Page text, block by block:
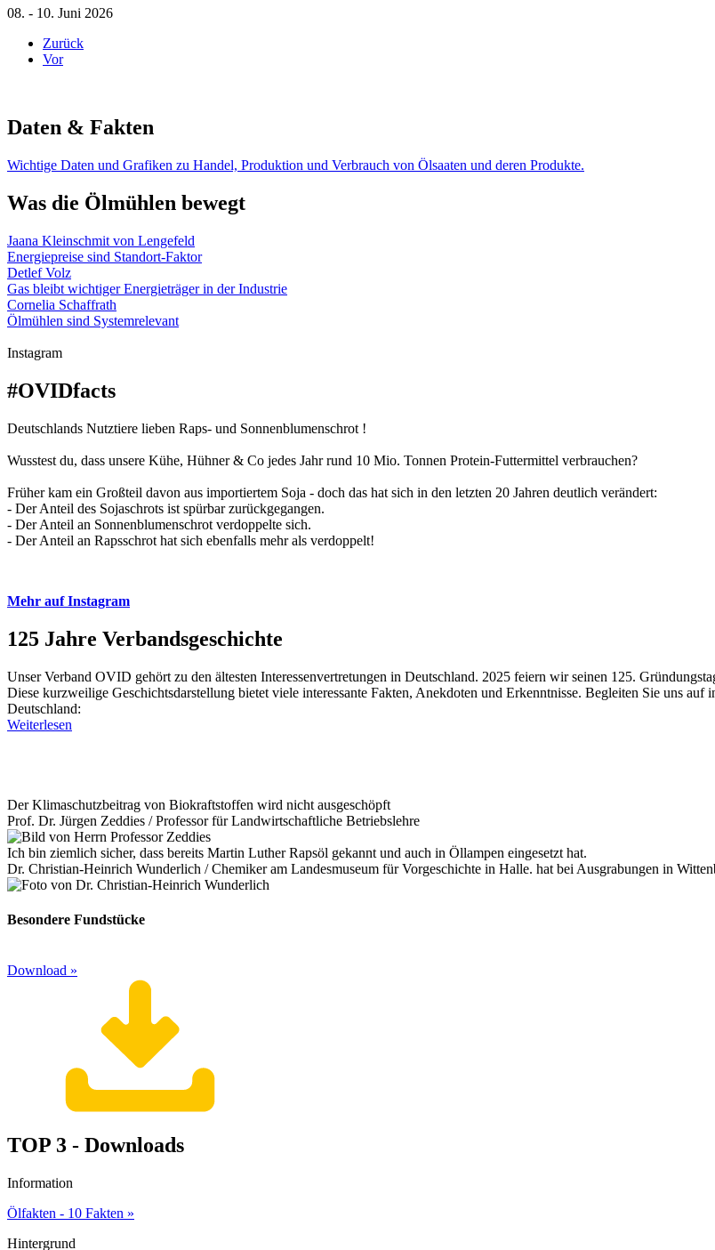
08. - 10. Juni 2026
Zurück
Vor
Daten & Fakten
Wich­ti­ge Da­ten und Gra­fi­ken zu Han­del, Pro­duk­ti­on und Ver­brauch von Ölsaa­ten und de­ren Pro­duk­te.
Was die Ölmühlen bewegt
Jaana Kleinschmit von Lengefeld
Energiepreise sind Standort-Faktor
Detlef Volz
Gas bleibt wichtiger Energieträger in der Industrie
Cornelia Schaffrath
Ölmühlen sind Systemrelevant
Instagram
#OVIDfacts
Deutschlands Nutztiere lieben Raps- und Sonnenblumenschrot !
Wusstest du, dass unsere Kühe, Hühner & Co jedes Jahr rund 10 Mio. Tonnen Protein-Futtermittel verbrauchen?
Früher kam ein Großteil davon aus importiertem Soja - doch das hat sich in den letzten 20 Jahren deutlich verändert:
- Der Anteil des Sojaschrots ist spürbar zurückgegangen.
- Der Anteil an Sonnenblumenschrot verdoppelte sich.
- Der Anteil an Rapsschrot hat sich ebenfalls mehr als verdoppelt!
Mehr auf Instagram
125 Jahre Verbandsgeschichte
Unser Verband OVID gehört zu den ältesten Interessenvertretungen in Deutschland. 2025 feiern wir seinen 125.
Diese kurzweilige Geschichtsdarstellung bietet viele interessante Fakten, Anekdoten und Erkenntnisse. Begleiten Sie uns
Deutschland:
Weiterlesen
Der Klimaschutzbeitrag von Biokraftstoffen wird nicht ausgeschöpft
Prof. Dr. Jürgen Zeddies /Professor für Landwirtschaftliche Betriebslehre
Ich bin ziemlich sicher, dass bereits Martin Luther Rapsöl gekannt und auch in Öllampen eingesetzt hat.
Dr. Christian-Heinrich Wunderlich /Chemiker am Landesmuseum für Vorgeschichte in Halle. hat bei Ausgrabungen in
Besondere Fundstücke
Download »
TOP 3 - Downloads
Information
Ölfakten - 10 Fakten »
Hintergrund